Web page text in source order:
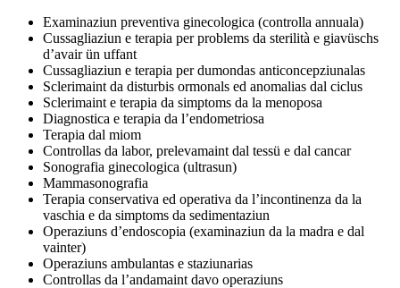
Examinaziun preventiva ginecologica (controlla annuala)
Cussagliaziun e terapia per problems da sterilità e giavüschs
d’avair ün uffant
Cussagliaziun e terapia per dumondas anticoncepziunalas
Sclerimaint da disturbis ormonals ed anomalias dal ciclus
Sclerimaint e terapia da simptoms da la menoposa
Diagnostica e terapia da l’endometriosa
Terapia dal miom
Controllas da labor, prelevamaint dal tessü e dal cancar
Sonografia ginecologica (ultrasun)
Mammasonografia
Terapia conservativa ed operativa da l’incontinenza da la
vaschia e da simptoms da sedimentaziun
Operaziuns d’endoscopia (examinaziun da la madra e dal
vainter)
Operaziuns ambulantas e staziunarias
Controllas da l’andamaint davo operaziuns